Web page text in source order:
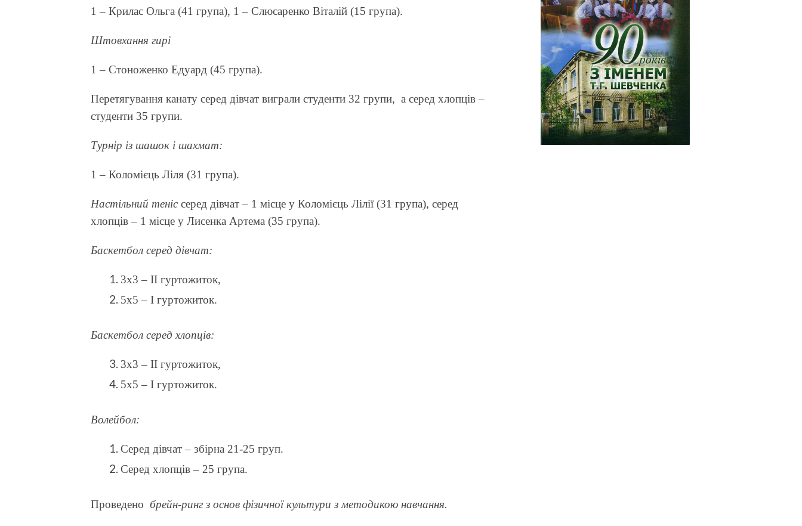
1 – Крилас Ольга (41 група), 1 – Слюсаренко Віталій (15 група).
Штовхання гирі
1 – Стоноженко Едуард (45 група).
Перетягування канату серед дівчат виграли студенти 32 групи, а серед хлопців –
студенти 35 групи.
Турнір із шашок і шахмат:
1 – Коломієць Ліля (31 група).
Настільний теніс серед дівчат – 1 місце у Коломієць Лілії (31 група), серед
хлопців – 1 місце у Лисенка Артема (35 група).
Баскетбол серед дівчат:
3х3 – ІІ гуртожиток,
5х5 – І гуртожиток.
Баскетбол серед хлопців:
3х3 – ІІ гуртожиток,
5х5 – І гуртожиток.
Волейбол:
Серед дівчат – збірна 21-25 груп.
Серед хлопців – 25 група.
Проведено брейн-ринг з основ фізичної культури з методикою навчання.